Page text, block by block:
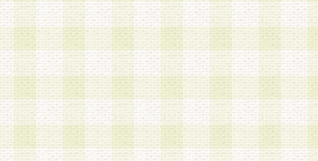
1.会員登録手続きは、会員登録希望者本人が行う
る登録は一切認められないものとします。
2.会員登録希望者は、本規約に同意の後、当社指
画 面」において、当社が指定する必要事項を入
を行うものとします。当社は、会員登録を承認し
会員として本サービスを 受けるためのログイン
を付与します。
3.会員は、会員登録の際に申告する登録情報の全